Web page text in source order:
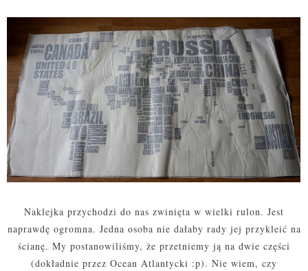
Naklejka przychodzi do nas zwinięta w wielki rulon. Jest
naprawdę ogromna. Jedna osoba nie dałaby rady jej przykleić na
ścianę. My postanowiliśmy, że przetniemy ją na dwie części
(dokładnie przez Ocean Atlantycki :p). Nie wiem, czy